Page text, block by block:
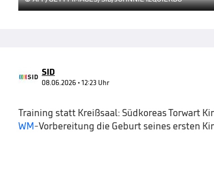
SID
08.06.2026 • 12:23 Uhr
Training statt Kreißsaal: Südkoreas Torwart
WM-Vorbereitung die Geburt seines ersten